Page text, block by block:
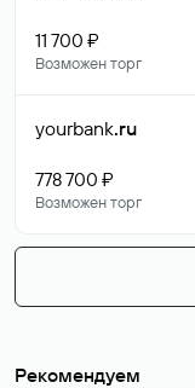
11 700 ₽
Возможен торг
yourbank.ru
778 700 ₽
Возможен торг
Рекомендуем